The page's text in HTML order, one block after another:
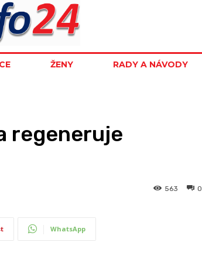
ŽENY RADY A NÁVODY
regeneruje
0
563
WhatsApp